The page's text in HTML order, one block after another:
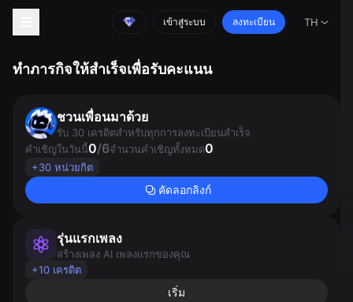
เข้าสู่ระบบ ลงทะเบียน TH
ทำภารกิจให้สำเร็จเพื่อรับคะแนน
ชวนเพื่อนมาด้วย
รับ 30 เครดิตสำหรับทุกการลงทะเบียนสำเร็จ
คำเชิญในวันนี้0/6จำนวนคำเชิญทั้งหมด0
+30 หน่วยกิต
คัดลอกลิงก์
รุ่นแรกเพลง
สร้างเพลง AI เพลงแรกของคุณ
+10 เครดิต
เริ่ม